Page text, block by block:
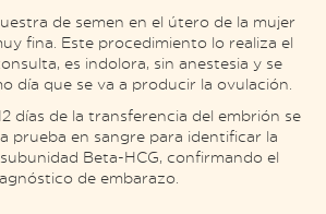
de semen en el útero de la mujer
fina. Este procedimiento lo realiza el
es indolora, sin anestesia y se
día que se va a producir la ovulación.
días de la transferencia del embrión se
prueba en sangre para identificar la
Beta-HCG, confirmando el
de embarazo.